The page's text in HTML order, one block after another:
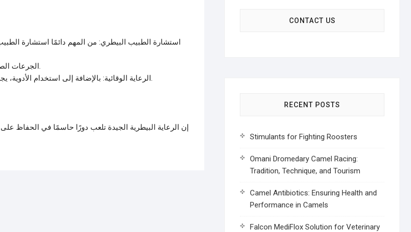
استشارة الطبيب البيطري: من المهم دائمًا استشارة
الجرعات الصحيحة: يجب اتباع الجرعات المحددة بدقة وفقًا لتوصيات الطبيب البيطري.
الرعاية الوقائية: بالإضافة إلى استخدام الأدوية، يجب توفير بيئة نظيفة وصحية للجمال وتوفير التغذية الجيدة والمياه النظيفة.
إن الرعاية البيطرية الجيدة تلعب دورًا حاسمًا في
CONTACT US
RECENT POSTS
Stimulants for Fighting Roosters
Omani Dromedary Camel Racing:
Tradition, Technique, and Tourism
Camel Antibiotics: Ensuring Health and
Performance in Camels
Falcon MediFlox Solution for Veterinary